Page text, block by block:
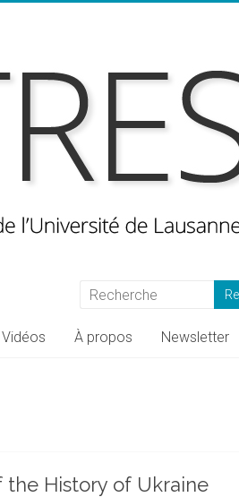
Vidéos À propos Newsletter
the History of Ukraine